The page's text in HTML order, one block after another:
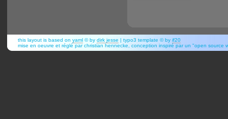
this layout is based on yaml© by dirk jesse | typo3 template © by if20
mise en oeuvre et réglé par christian hennecke, conception inspiré par un "open source